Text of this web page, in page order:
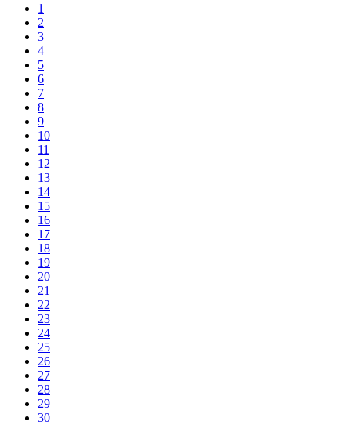
1
2
3
4
5
6
7
8
9
10
11
12
13
14
15
16
17
18
19
20
21
22
23
24
25
26
27
28
29
30